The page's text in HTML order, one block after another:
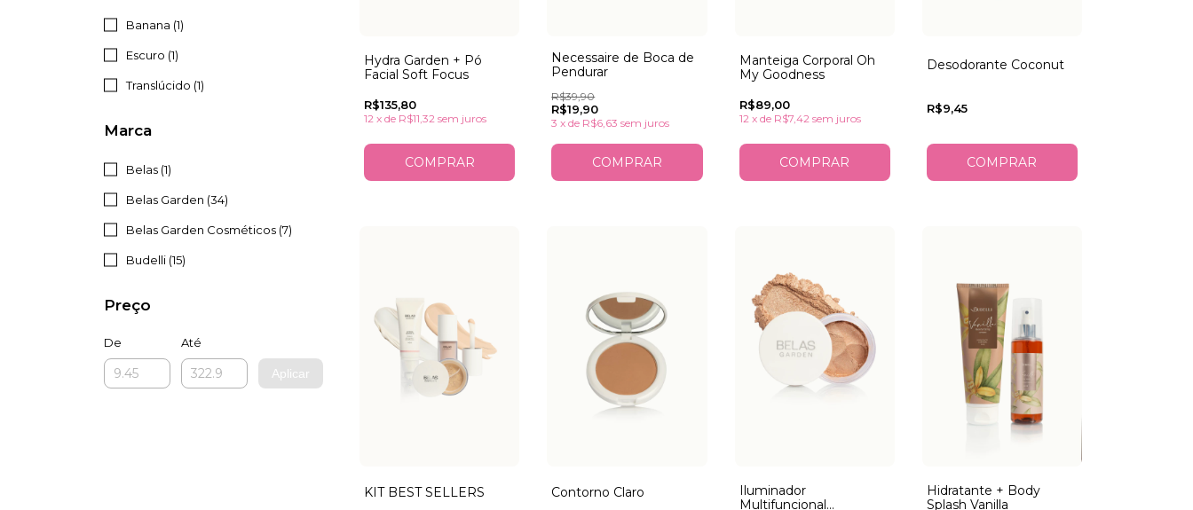
Banana (1)
Escuro (1)
Translúcido (1)
Marca
Belas (1)
Belas Garden (34)
Belas Garden Cosméticos (7)
Budelli (15)
Preço
De Até
Aplicar
Hydra Garden + Pó
Facial Soft Focus
R$135,80
12 x de R$11,32 sem juros
COMPRAR
Necessaire de Boca de
Pendurar
R$39,90
R$19,90
3 xde R$6,63 sem juros
Manteiga Corporal Oh
My Goodness
R$89,00
12 x de R$7,42 sem juros
Desodorante Coconut
R$9,45
KIT BEST SELLERS Contorno Claro
Iluminador
Multifuncional
Hidratante + Body
Splash Vanilla